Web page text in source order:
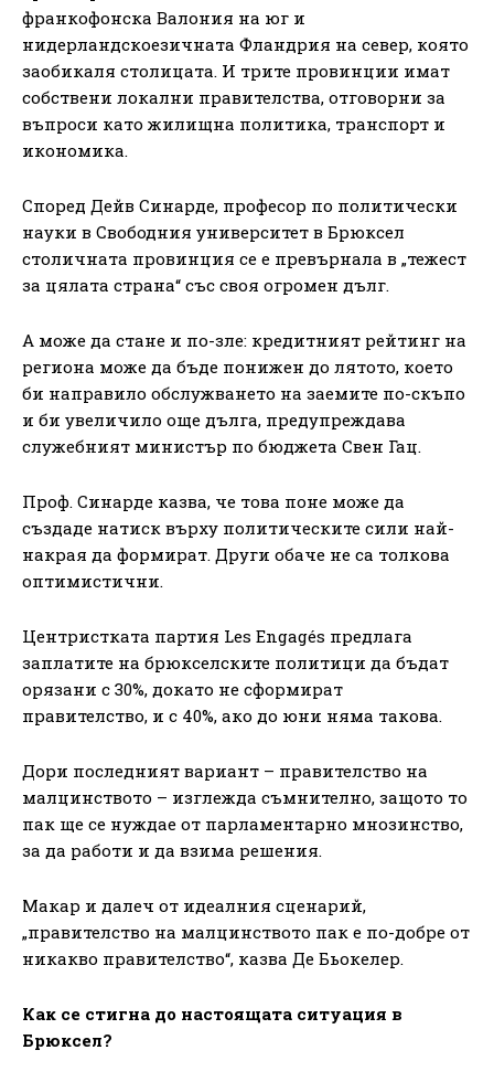
франкофонска Валония на юг и
нидерландскоезичната Фландрия на север, която
заобикаля столицата. И трите провинции имат
собствени локални правителства, отговорни за
въпроси като жилищна политика, транспорт и
икономика.
Според Дейв Синарде, професор по политически
науки в Свободния университет в Брюксел
столичната провинция се е превърнала в „тежест
за цялата страна“ със своя огромен дълг.
А може да стане и по-зле: кредитният рейтинг на
региона може да бъде понижен до лятото, което
би направило обслужването на заемите по-скъпо
и би увеличило още дълга, предупреждава
служебният министър по бюджета Свен Гац.
Проф. Синарде казва, че това поне може да
създаде натиск върху политическите сили най-
накрая да формират. Други обаче не са толкова
оптимистични.
Центристката партия Les Engagés предлага
заплатите на брюкселските политици да бъдат
орязани с 30%, докато не сформират
правителство, и с 40%, ако до юни няма такова.
Дори последният вариант – правителство на
малцинството – изглежда съмнително, защото то
пак ще се нуждае от парламентарно мнозинство,
за да работи и да взима решения.
Макар и далеч от идеалния сценарий,
„правителство на малцинството пак е по-добре от
никакво правителство“, казва Де Бьокелер.
Как се стигна до настоящата ситуация в
Брюксел?